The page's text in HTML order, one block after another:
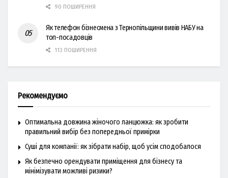
90 ПОШИРЕННЯ
Як телефон бізнесмена з Тернопільщини вивів НАБУ на
топ-посадовців
113 ПОШИРЕННЯ
Рекомендуємо
Оптимальна довжина жіночого ланцюжка: як зробити
правильний вибір без попередньої примірки
Суші для компанії: як зібрати набір, щоб усім сподобалося
Як безпечно орендувати приміщення для бізнесу та
мінімізувати можливі ризики?